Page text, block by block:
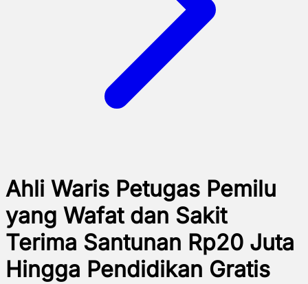
Ahli Waris Petugas Pemilu
yang Wafat dan Sakit
Terima Santunan Rp20 Juta
Hingga Pendidikan Gratis